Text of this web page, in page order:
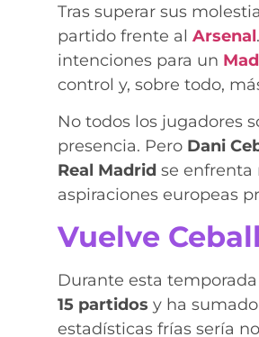
Tras superar sus
partido frente al Arsenal
intenciones para un
control y, sobre todo,
No todos los jugadores
presencia. Pero Dani
Real Madrid se enfrenta
aspiraciones europeas
Vuelve
Durante esta temporada
15 partidos y ha sumado
estadísticas frías sería